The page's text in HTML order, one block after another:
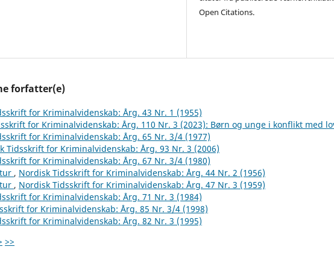
Open Citations.
forfatter(e)
for Kriminalvidenskab: Årg. 43 Nr. 1 (1955)
for Kriminalvidenskab: Årg. 110 Nr. 3 (2023): Børn og unge i konflikt med
for Kriminalvidenskab: Årg. 65 Nr. 3/4 (1977)
Tidsskrift for Kriminalvidenskab: Årg. 93 Nr. 3 (2006)
for Kriminalvidenskab: Årg. 67 Nr. 3/4 (1980)
, Nordisk Tidsskrift for Kriminalvidenskab: Årg. 44 Nr. 2 (1956)
, Nordisk Tidsskrift for Kriminalvidenskab: Årg. 47 Nr. 3 (1959)
for Kriminalvidenskab: Årg. 71 Nr. 3 (1984)
for Kriminalvidenskab: Årg. 85 Nr. 3/4 (1998)
for Kriminalvidenskab: Årg. 82 Nr. 3 (1995)
>>